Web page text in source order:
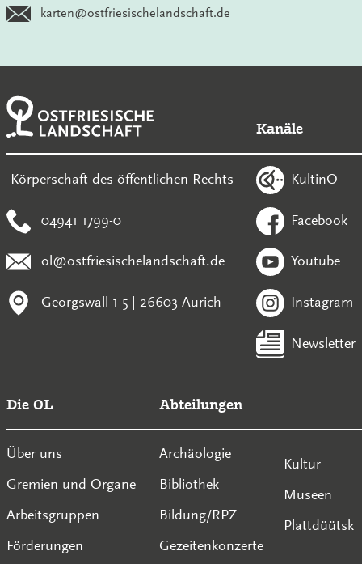
karten@ostfriesischelandschaft.de
-Körperschaft des öffentlichen Rechts-
04941 1799-0
ol@ostfriesischelandschaft.de
Georgswall 1-5 | 26603 Aurich
Kanäle
KultinO
Facebook
Youtube
Instagram
Newsletter
Die OL
Über uns
Gremien und Organe
Arbeitsgruppen
Förderungen
Abteilungen
Archäologie
Bibliothek
Bildung/RPZ
Gezeitenkonzerte
Kultur
Museen
Plattdüütsk